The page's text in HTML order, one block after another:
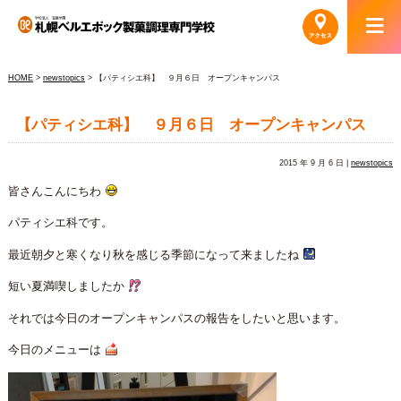
HOME> newstopics> 【パティシエ科】 ９月６日 オープンキャンパス
【パティシエ科】 ９月６日 オープンキャンパス
2015 年 9 月 6 日 |newstopics
皆さんこんにちわ
パティシエ科です。
最近朝夕と寒くなり秋を感じる季節になって来ましたね
短い夏満喫しましたか
それでは今日のオープンキャンパスの報告をしたいと思います。
今日のメニューは